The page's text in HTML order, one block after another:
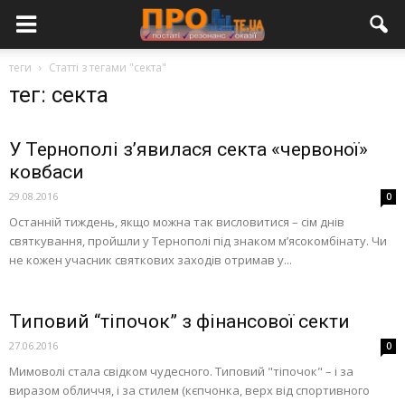
теги Статті з тегами "секта"
тег: секта
У Тернополі з’явилася секта «червоної»
ковбаси
29.08.2016 0
Останній тиждень, якщо можна так висловитися – сім днів
святкування, пройшли у Тернополі під знаком м’ясокомбінату. Чи
не кожен учасник святкових заходів отримав у...
Типовий “тіпочок” з фінансової секти
27.06.2016 0
Мимоволі стала свідком чудесного. Типовий "тіпочок" – і за
виразом обличчя, і за стилем (кєпчонка, верх від спортивного